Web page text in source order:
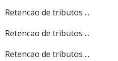
Retencao de tributos ...
Retencao de tributos ...
Retencao de tributos ...